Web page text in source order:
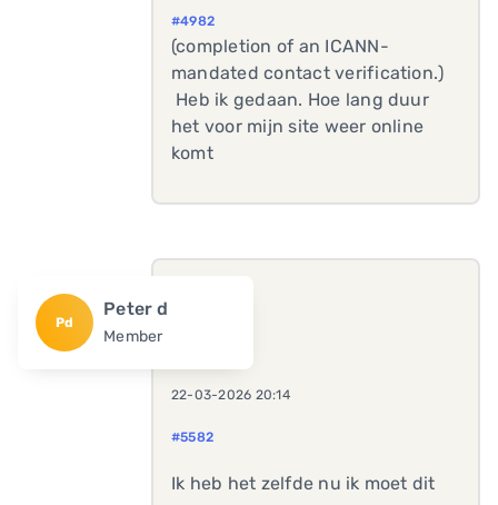
#4982
(completion of an ICANN-
mandated contact verification.)
Heb ik gedaan. Hoe lang duur
het voor mijn site weer online
komt
Pd
Peter d
Member
22-03-2026 20:14
#5582
Ik heb het zelfde nu ik moet dit